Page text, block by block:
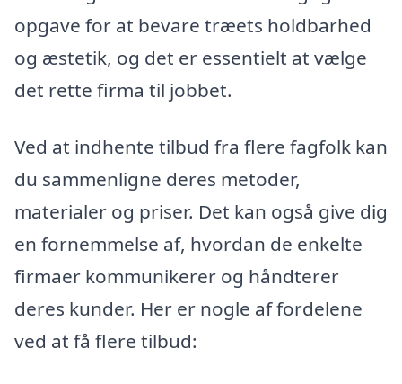
opgave for at bevare træets holdbarhed
og æstetik, og det er essentielt at vælge
det rette firma til jobbet.
Ved at indhente tilbud fra flere fagfolk kan
du sammenligne deres metoder,
materialer og priser. Det kan også give dig
en fornemmelse af, hvordan de enkelte
firmaer kommunikerer og håndterer
deres kunder. Her er nogle af fordelene
ved at få flere tilbud: